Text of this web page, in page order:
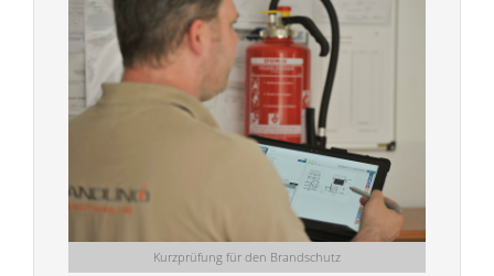
Kurzprüfung für den Brandschutz